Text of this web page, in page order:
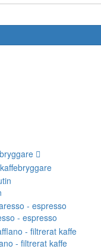
- espresso
- filtrerat kaffe